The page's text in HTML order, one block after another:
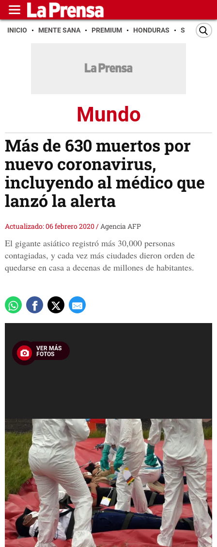
INICIO MENTE SANA PREMIUM HONDURAS SAN PEDRO
Mundo
Más de 630 muertos por
nuevo coronavirus,
incluyendo al médico que
lanzó la alerta
Actualizado: 06 febrero 2020/Agencia AFP
El gigante asiático registró más 30,000 personas
contagiadas, y cada vez más ciudades dieron orden de
quedarse en casa a decenas de millones de habitantes.
VER MÁS
FOTOS